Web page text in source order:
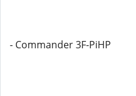
- Commander 3F-PiHP